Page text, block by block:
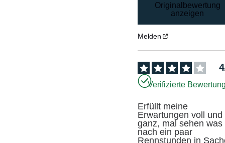
Originalbewertung
anzeigen
Melden
4
Verifizierte
Erfüllt meine
Erwartungen voll und
ganz, mal sehen was
nach ein paar
Rennstunden in